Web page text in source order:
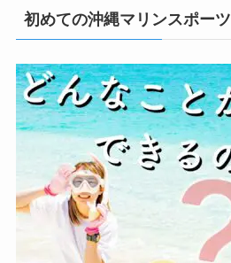
初めての沖縄マリンスポーツ